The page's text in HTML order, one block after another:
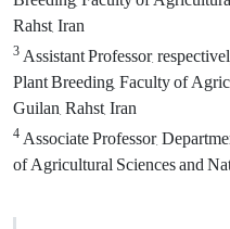
Rahst, Iran
3Assistant Professor,
Plant Breeding, Faculty of
Guilan, Rahst, Iran
4Associate Professor,
of Agricultural Sciences and